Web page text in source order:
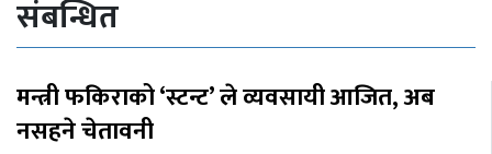
संबन्धित
मन्त्री फकिराको ‘स्टन्ट’ ले व्यवसायी आजित, अब
नसहने चेतावनी